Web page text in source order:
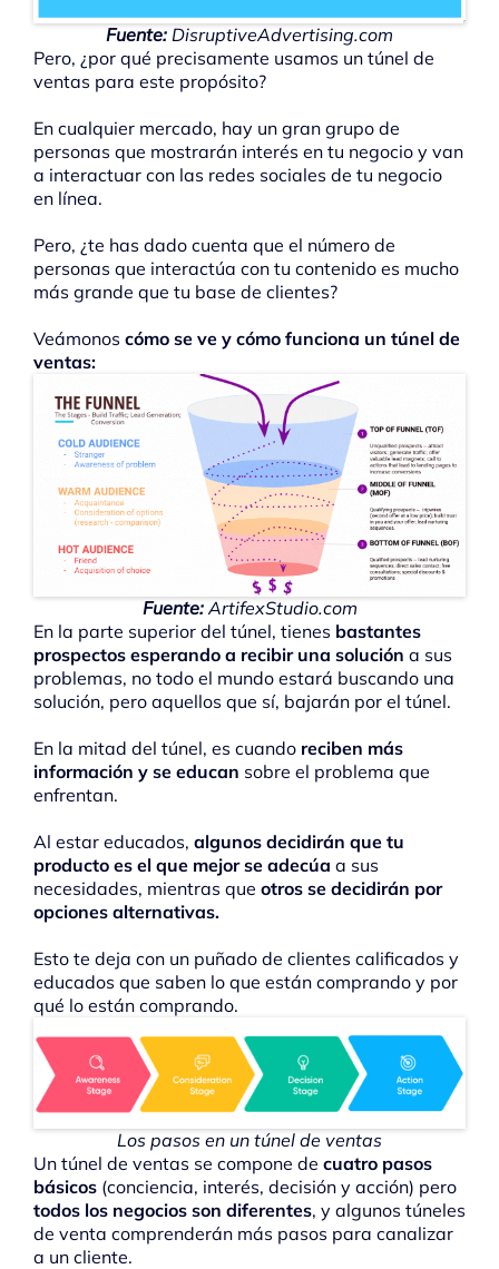
Fuente: DisruptiveAdvertising.com
Pero, ¿por qué precisamente usamos un túnel de
ventas para este propósito?
En cualquier mercado, hay un gran grupo de
personas que mostrarán interés en tu negocio y van
a interactuar con las redes sociales de tu negocio
en línea.
Pero, ¿te has dado cuenta que el número de
personas que interactúa con tu contenido es mucho
más grande que tu base de clientes?
Veámonos cómo se ve y cómo funciona un túnel de
ventas:
Fuente:ArtifexStudio.com
En la parte superior del túnel, tienes bastantes
prospectos esperando a recibir una solución a sus
problemas, no todo el mundo estará buscando una
solución, pero aquellos que sí, bajarán por el túnel.
En la mitad del túnel, es cuando reciben más
información y se educan sobre el problema que
enfrentan.
Al estar educados, algunos decidirán que tu
producto es el que mejor se adecúa a sus
necesidades, mientras que otros se decidirán por
opciones alternativas.
Esto te deja con un puñado de clientes calificados y
educados que saben lo que están comprando y por
qué lo están comprando.
Los pasos en un túnel de ventas
Un túnel de ventas se compone de cuatro pasos
básicos (conciencia, interés, decisión y acción) pero
todos los negocios son diferentes, y algunos túneles
de venta comprenderán más pasos para canalizar
a un cliente.